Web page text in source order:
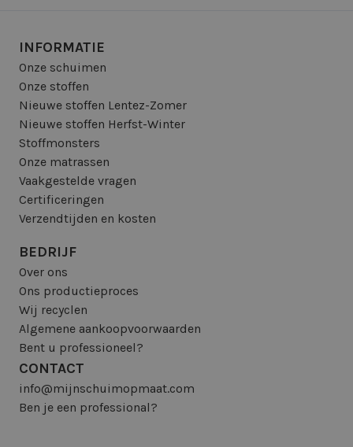
INFORMATIE
Onze schuimen
Onze stoffen
Nieuwe stoffen Lentez-Zomer
Nieuwe stoffen Herfst-Winter
Stoffmonsters
Onze matrassen
Vaakgestelde vragen
Certificeringen
Verzendtijden en kosten
BEDRIJF
Over ons
Ons productieproces
Wij recyclen
Algemene aankoopvoorwaarden
Bent u professioneel?
CONTACT
info@mijnschuimopmaat.com
Ben je een professional?